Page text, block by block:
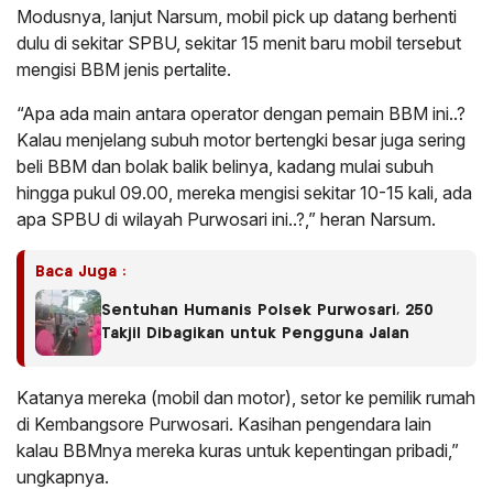
Modusnya, lanjut Narsum, mobil pick up datang berhenti
dulu di sekitar SPBU, sekitar 15 menit baru mobil tersebut
mengisi BBM jenis pertalite.
“Apa ada main antara operator dengan pemain BBM ini..?
Kalau menjelang subuh motor bertengki besar juga sering
beli BBM dan bolak balik belinya, kadang mulai subuh
hingga pukul 09.00, mereka mengisi sekitar 10-15 kali, ada
apa SPBU di wilayah Purwosari ini..?,” heran Narsum.
Baca Juga :
Sentuhan Humanis Polsek Purwosari, 250
Takjil Dibagikan untuk Pengguna Jalan
Katanya mereka (mobil dan motor), setor ke pemilik rumah
di Kembangsore Purwosari. Kasihan pengendara lain
kalau BBMnya mereka kuras untuk kepentingan pribadi,”
ungkapnya.